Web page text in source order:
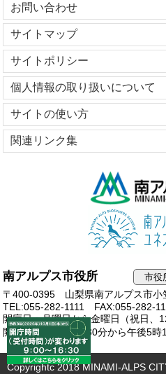
お問い合わせ
サイトマップ
サイトポリシー
個人情報の取り扱いについて
サイトの使い方
関連リンク集
南アルプス市役所 市役
〒400-0395 山梨県南アルプス市小
TEL:055-282-1111
FAX:055-282-
開庁日：月曜日から金曜日（祝日、
開庁時間：午前8時30分から午後5時
Copyrightc 2018 MINAMI-ALPS